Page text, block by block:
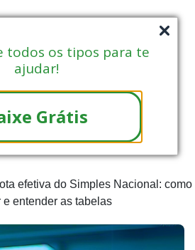
todos os tipos para te
ajudar!
Grátis
efetiva do Simples Nacional: como
e entender as tabelas